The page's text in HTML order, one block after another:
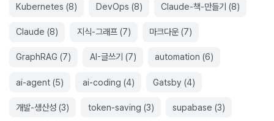
Kubernetes (8) DevOps (8) Claude-책-만들기 (8)
Claude (8) 지식-그래프 (7) 마크다운(7)
GraphRAG (7) AI-글쓰기 (7) automation (6)
ai-agent (5) ai-coding (4) Gatsby (4)
개발-생산성 (3) token-saving (3) supabase (3)